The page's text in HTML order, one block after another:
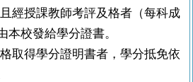
經授課教師考評及格者（每科成
本校發給學分證書。
取得學分證明書者，學分抵免依